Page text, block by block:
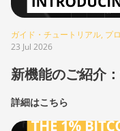
ガイド・チュートリアル, プ
23 Jul 2026
新機能のご紹介
詳細はこちら